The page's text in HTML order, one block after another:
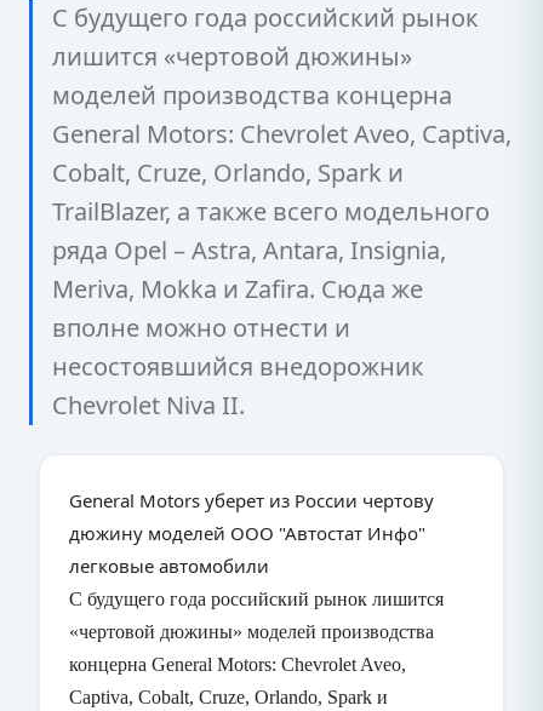
С будущего года российский рынок
лишится «чертовой дюжины»
моделей производства концерна
General Motors: Chevrolet Aveo, Captiva,
Cobalt, Cruze, Orlando, Spark и
TrailBlazer, а также всего модельного
ряда Opel – Astra, Antara, Insignia,
Meriva, Mokka и Zafira. Сюда же
вполне можно отнести и
несостоявшийся внедорожник
Chevrolet Niva II.
General Motors уберет из России чертову
дюжину моделей ООО "Автостат Инфо"
легковые автомобили
С будущего года российский рынок лишится
«чертовой дюжины» моделей производства
концерна General Motors: Chevrolet Aveo,
Captiva, Cobalt, Cruze, Orlando, Spark и